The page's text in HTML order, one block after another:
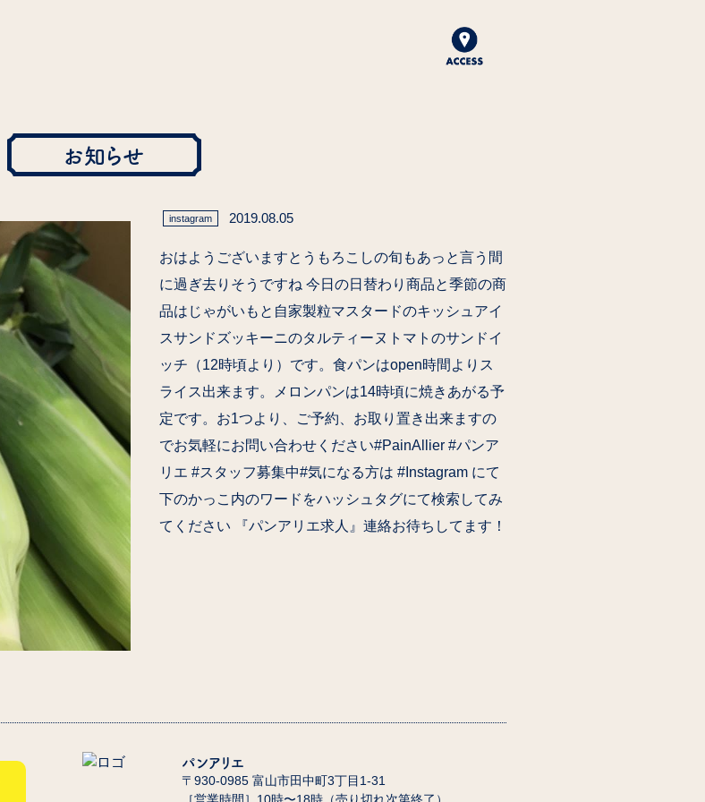
お知らせ
instagram 2019.08.05
おはようございますとうもろこしの旬もあっと言う間
に過ぎ去りそうですね️️ 今日の日替わり商品と季節の商
品はじゃがいもと自家製粒マスタードのキッシュアイ
スサンドズッキーニのタルティーヌトマトのサンドイ
ッチ（12時頃より）です。食パンはopen時間よりス
ライス出来ます。メロンパンは14時頃に焼きあがる予
定です。お1つより、ご予約、お取り置き出来ますの
でお気軽にお問い合わせください#PainAllier #パンア
リエ #スタッフ募集中#気になる方は #Instagram にて
下のかっこ内のワードをハッシュタグにて検索してみ
てください 『パンアリエ求人』連絡お待ちしてます！
パンアリエ
〒930-0985 富山市田中町3丁目1-31